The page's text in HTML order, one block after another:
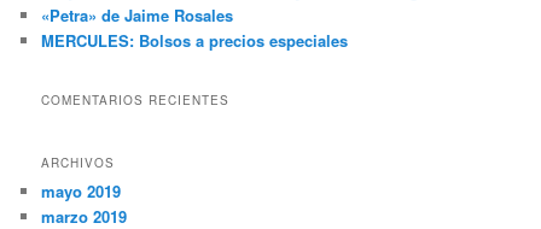
«Petra» de Jaime Rosales
MERCULES: Bolsos a precios especiales
COMENTARIOS RECIENTES
ARCHIVOS
mayo 2019
marzo 2019